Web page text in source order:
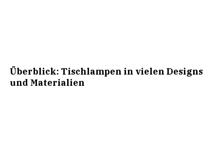
Überblick: Tischlampen in vielen Designs
und Materialien